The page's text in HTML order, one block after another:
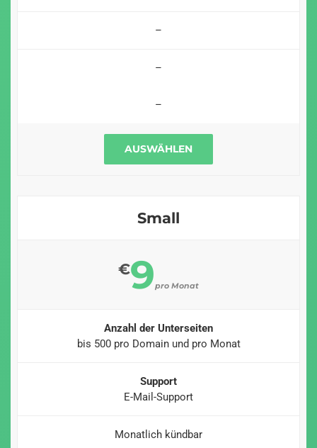
–
–
–
AUSWÄHLEN
Small
€9pro Monat
Anzahl der Unterseiten
bis 500 pro Domain und pro Monat
Support
E-Mail-Support
Monatlich kündbar